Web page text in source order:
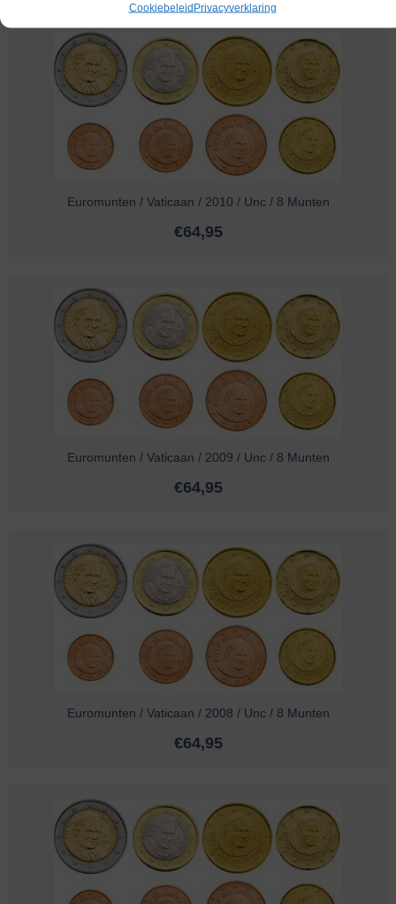
CookiebeleidPrivacyverklaring
Euromunten / Vaticaan / 2010 / Unc / 8 Munten
€64,95
Euromunten / Vaticaan / 2009 / Unc / 8 Munten
€64,95
Euromunten / Vaticaan / 2008 / Unc / 8 Munten
€64,95